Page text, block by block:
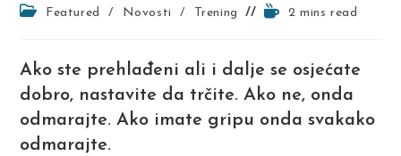
PostFeatured / Novosti / Trening
Reading2 mins read
Ako ste prehlađeni ali i dalje se osjećate
dobro, nastavite da trčite. Ako ne, onda
odmarajte. Ako imate gripu onda svakako
odmarajte.